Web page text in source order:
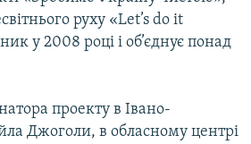
руху «Let’s do it
у 2008 році і об’єднує понад
проекту в Івано-
Джоголи, в обласному центрі